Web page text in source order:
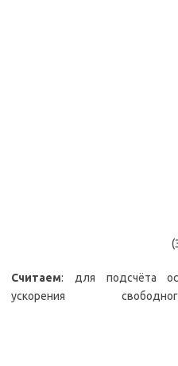
Считаем: для подсчёта
ускорения